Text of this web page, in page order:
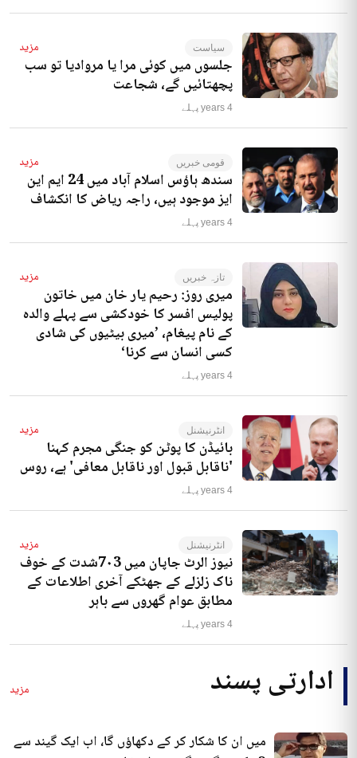
سیاست مزید
جلسوں میں کوئی مرا یا مروادیا تو سب
پچھتائیں گے، شجاعت
4 years پہلے
قومی خبریں مزید
سندھ ہاؤس اسلام آباد میں 24 ایم این
ایز موجود ہیں، راجہ ریاض کا انکشاف
4 years پہلے
تازہ خبریں مزید
میری روز: رحیم یار خان میں خاتون
پولیس افسر کا خودکشی سے پہلے والدہ
کے نام پیغام، ’میری بیٹیوں کی شادی
کسی انسان سے کرنا‘
4 years پہلے
انٹرنیشنل مزید
بائیڈن کا پوٹن کو جنگی مجرم کہنا
'ناقابل قبول اور ناقابل معافی' ہے، روس
4 years پہلے
انٹرنیشنل مزید
نیوز الرٹ جاپان میں 7۰3شدت کے خوف
ناک زلزلے کے جھٹکے آخری اطلاعات کے
مطابق عوام گھروں سے باہر
4 years پہلے
ادارتی پسند مزید
میں ان کا شکار کر کے دکھاؤں گا، اب ایک گیند سے